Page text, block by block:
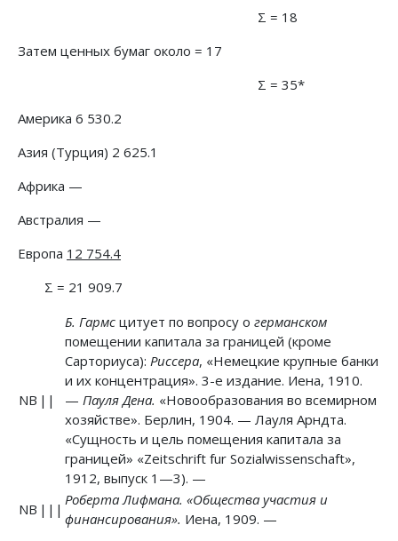
Σ = 18
Затем ценных бумаг около = 17
Σ = 35*
Америка 6 530.2
Азия (Турция) 2 625.1
Африка —
Австралия —
Европа 12 754.4
Σ = 21 909.7
NB ||
Б. Гармс цитует по вопросу о германском
помещении капитала за границей (кроме
Сарториуса): Риссера, «Немецкие крупные банки
и их концентрация». 3-е издание. Иена, 1910.
— Пауля Дена. «Новообразования во всемирном
хозяйстве». Берлин, 1904. — Лауля Арндта.
«Сущность и цель помещения капитала за
границей» «Zeitschrift fur Sozialwissenschaft»,
1912, выпуск 1—3). —
NB |||
Роберта Лифмана. «Общества участия и
финансирования». Иена, 1909. —